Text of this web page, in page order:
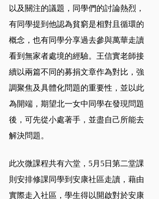
以及關注的議題，同學們的討論熱烈，
有同學提到他認為貧窮是相對且循環的
概念，也有同學分享過去參與萬華走讀
看到無家者處境的經驗。王信實老師接
續以兩篇不同的募捐文章作為對比，強
調聚焦及具體化問題的重要性，並以此
為開端，期望北一女中同學在發現問題
後，可先從小處著手，並盡自己所能去
解決問題。
此次微課程共有六堂，5月5日第二堂課
則安排修課同學到安康社區走讀，藉由
實際走入社區，學生得以開啟對於安康